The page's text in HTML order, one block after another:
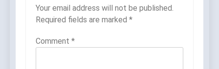
Your email address will not be published.
Required fields are marked *
Comment *